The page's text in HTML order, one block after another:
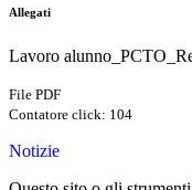
Allegati
Lavoro
File PDF
Contatore click: 104
Notizie